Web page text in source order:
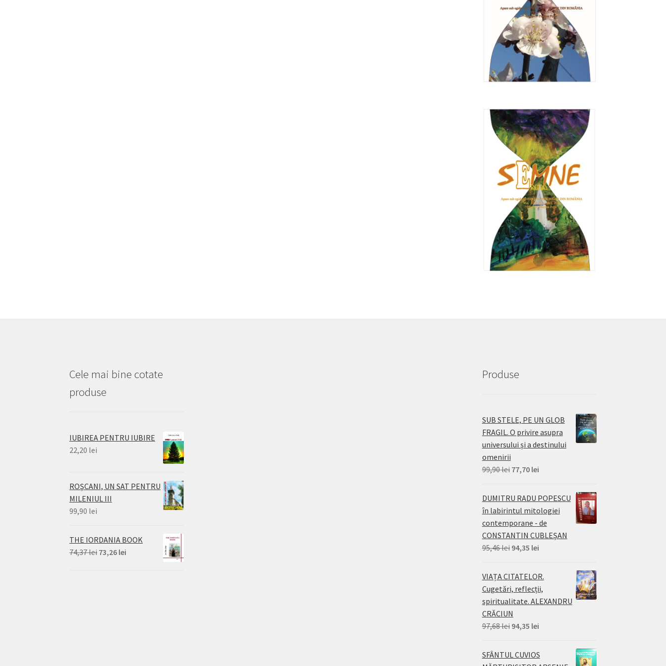
Cele mai bine cotate
produse
IUBIREA PENTRU IUBIRE
22,20 lei
ROŞCANI, UN SAT PENTRU
MILENIUL III
99,90 lei
THE IORDANIA BOOK
74,37lei Prețul
73,26 lei
Produse
SUB STELE, PE UN GLOB
FRAGIL. O privire asupra
universului și a destinului
omenirii
99,90lei Prețul
a
fost:
77,70 leiPrețul
este:
77,70 lei.
DUMITRU RADU POPESCU
în labirintul mitologiei
contemporane - de
CONSTANTIN CUBLEȘAN
95,46lei Prețul
a
fost:
95,46 lei.
94,35 leiPrețul
este:
94,35 lei.
VIAȚA CITATELOR.
Cugetări, reflecții,
spiritualitate. ALEXANDRU
CRĂCIUN
97,68lei Prețul
a
fost:
94,35 leiPrețul
este:
94,35 lei.
SFÂNTUL CUVIOS